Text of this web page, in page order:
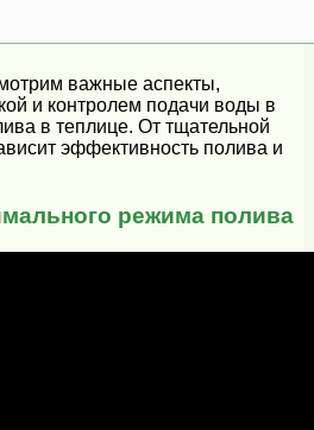
важные аспекты,
и контролем подачи воды в
в теплице. От тщательной
эффективность полива и
режима полива